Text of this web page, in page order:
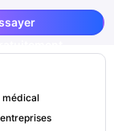
médical